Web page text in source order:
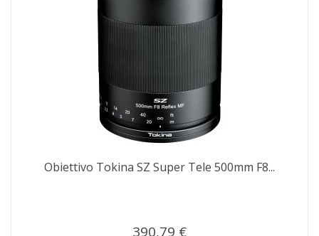
Obiettivo Tokina SZ Super Tele 500mm F8...
390,79 €